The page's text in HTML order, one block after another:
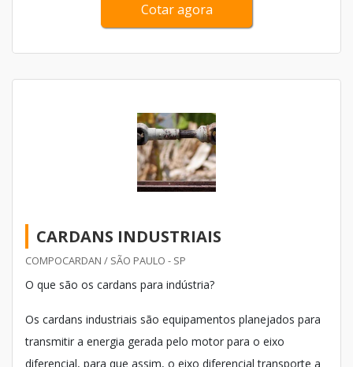
Cotar agora
CARDANS INDUSTRIAIS
COMPOCARDAN / SÃO PAULO - SP
O que são os cardans para indústria?
Os cardans industriais são equipamentos planejados para
transmitir a energia gerada pelo motor para o eixo
diferencial, para que assim, o eixo diferencial transporte a